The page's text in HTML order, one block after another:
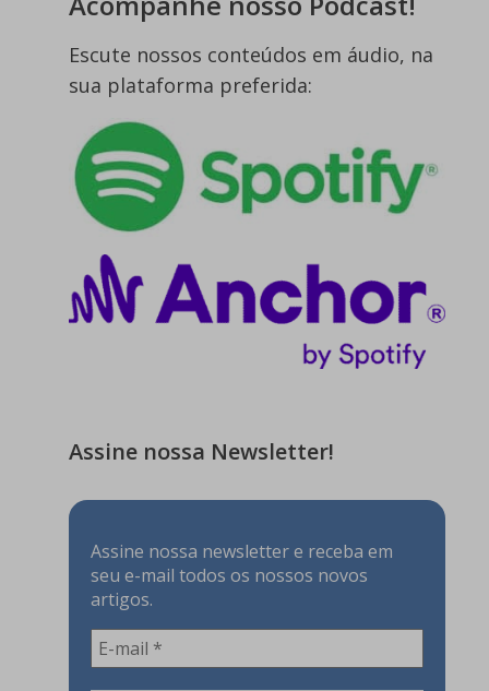
Escute nossos conteúdos em áudio, na
sua plataforma preferida:
Assine nossa Newsletter!
Assine nossa newsletter e receba em
seu e-mail todos os nossos novos
artigos.